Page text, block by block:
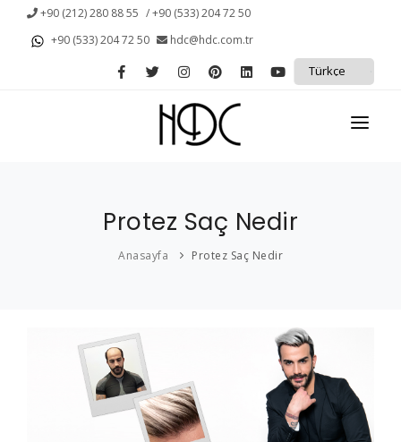
+90 (212) 280 88 55 / +90 (533) 204 72 50
+90 (533) 204 72 50
hdc@hdc.com.tr
KURUMSAL
KAMPANYALAR
YENİ
SAÇ DÖKÜLMESİ
HİZMETLERİMİZ
Protez Saç Nedir
Anasayfa Protez Saç Nedir